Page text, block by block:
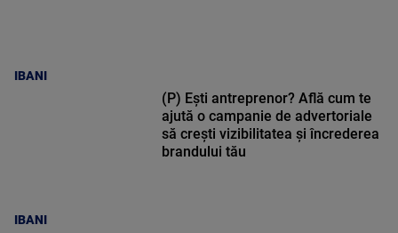
IBANI
IBANI
(P) Ești antreprenor? Află cum te
ajută o campanie de advertoriale
să crești vizibilitatea și încrederea
brandului tău